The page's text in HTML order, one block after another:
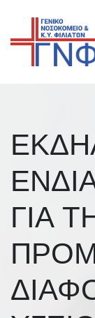
content
ΓΙΑ